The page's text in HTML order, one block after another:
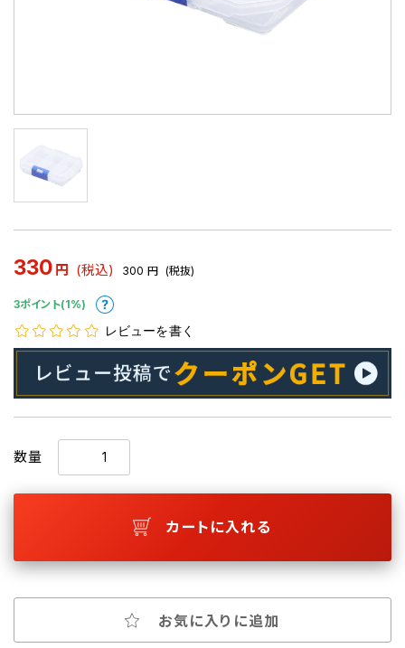
330 円 (税込) 300 円 (税抜)
3ポイント(1%)
レビューを書く
数量
カートに入れる
お気に入りに追加